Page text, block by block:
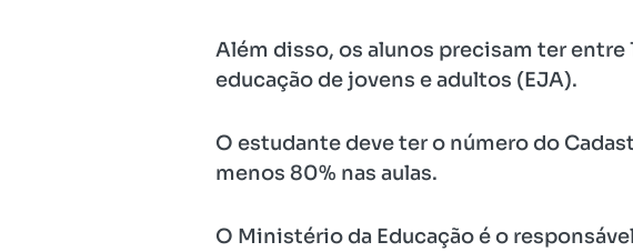
Além disso, os alunos precisam ter entre
educação de jovens e adultos (EJA).
O estudante deve ter o número do
menos 80% nas aulas.
O Ministério da Educação é o